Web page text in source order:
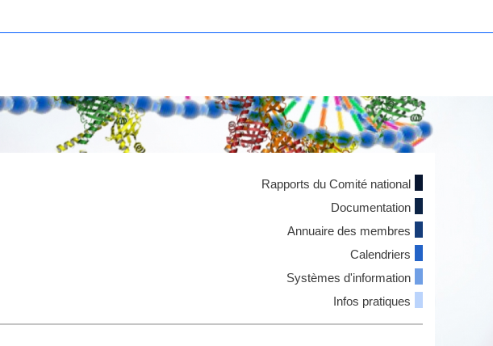
Rapports du Comité national
Documentation
Annuaire des membres
Calendriers
Systèmes d'information
Infos pratiques